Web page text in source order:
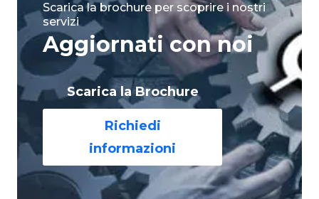
Scarica la brochure per scoprire i nostri
servizi
Aggiornati con noi
Scarica la Brochure
Richiedi
informazioni